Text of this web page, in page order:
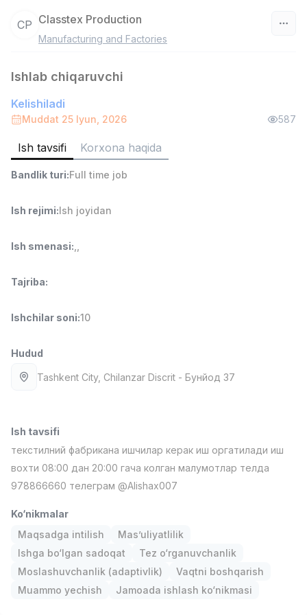
Ombor yordamchisi
ASIAN
Full time job
Ish joyidan
6,000,000 - 15,000,000 sum
Full time job
Do'kon sotuvchisi
3,000,000 - 6,000,000 sum
Full time job
Ish joyidan
Fast food Oshpazi
2,600,000 - 5,000,000 sum
LES AILES
Farmatsevt
3,000,000 - 10,000,000 sum /
NAVBAHOR APTEKA
Sotuv Operatori (Faqat qizlar!)
Kelishiladi
NAFF
Full time job
Ish joyidan
Sotuv bo'yicha agent
TOP
CP Classtex Production
Manufacturing and Factories
Ishlab chiqaruvchi
Kelishiladi
Muddat 25 Iyun, 2026 587
Ish tavsifi Korxona haqida
Bandlik turi:Full time job
Ish rejimi:Ish joyidan
Ish smenasi:
Tajriba:
Ishchilar soni:10
Hudud
Tashkent City, Chilanzar Discrit - Бунйод 37
Ish tavsifi
текстилний фабрикана ишчилар керак иш оргатилади иш
вохти 08:00 дан 20:00 гача колган малумотлар телда
978866660 телеграм @Alishax007
Ko‘nikmalar
Maqsadga intilish
Mas’uliyatlilik
Ishga bo‘lgan sadoqat
Tez o‘rganuvchanlik
Moslashuvchanlik (adaptivlik)
Vaqtni boshqarish
Muammo yechish
Jamoada ishlash ko‘nikmasi
Vakansiyalar Sohalar Korxonalar